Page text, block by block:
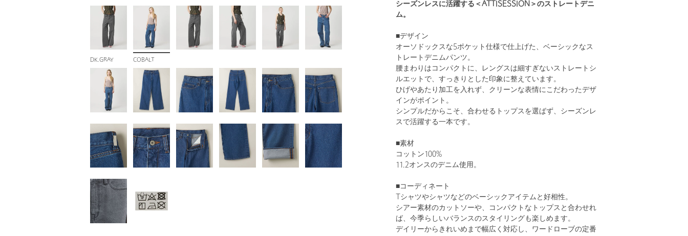
DK.GRAY COBALT
シーズンレスに活躍する＜ATTISESSION＞のストレートデニ
ム。
■デザイン
オーソドックスな5ポケット仕様で仕上げた、ベーシックなス
トレートデニムパンツ。
腰まわりはコンパクトに、レングスは細すぎないストレートシ
ルエットで、すっきりとした印象に整えています。
ひげやあたり加工を入れず、クリーンな表情にこだわったデザ
インがポイント。
シンプルだからこそ、合わせるトップスを選ばず、シーズンレ
スで活躍する一本です。
■素材
コットン100%
11.2オンスのデニム使用。
■コーディネート
Tシャツやシャツなどのベーシックアイテムと好相性。
シアー素材のカットソーや、コンパクトなトップスと合わせれ
ば、今季らしいバランスのスタイリングも楽しめます。
デイリーからきれいめまで幅広く対応し、ワードローブの定番